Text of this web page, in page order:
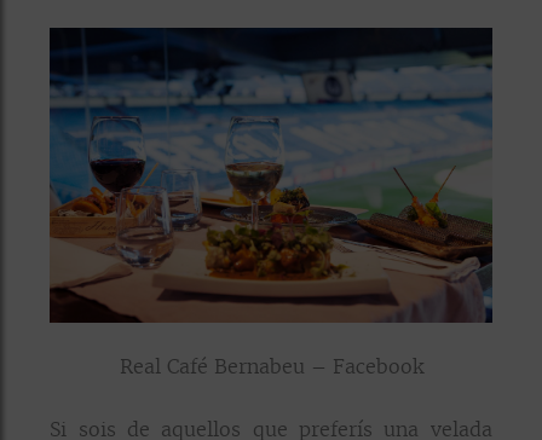
Real Café Bernabeu – Facebook
Si sois de aquellos que preferís una velada